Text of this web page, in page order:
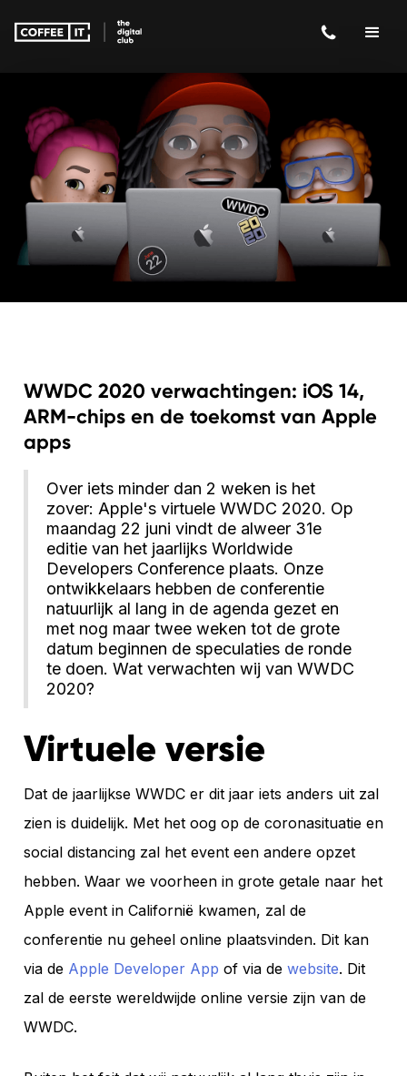
WWDC 2020 verwachtingen: iOS 14,
ARM-chips en de toekomst van Apple
apps
Over iets minder dan 2 weken is het
zover: Apple's virtuele WWDC 2020. Op
maandag 22 juni vindt de alweer 31e
editie van het jaarlijks Worldwide
Developers Conference plaats. Onze
ontwikkelaars hebben de conferentie
natuurlijk al lang in de agenda gezet en
met nog maar twee weken tot de grote
datum beginnen de speculaties de ronde
te doen. Wat verwachten wij van WWDC
2020?
Virtuele versie
Dat de jaarlijkse WWDC er dit jaar iets anders uit zal
zien is duidelijk. Met het oog op de coronasituatie en
social distancing zal het event een andere opzet
hebben. Waar we voorheen in grote getale naar het
Apple event in Californië kwamen, zal de
conferentie nu geheel online plaatsvinden. Dit kan
via de Apple Developer App of via de website. Dit
zal de eerste wereldwijde online versie zijn van de
WWDC.